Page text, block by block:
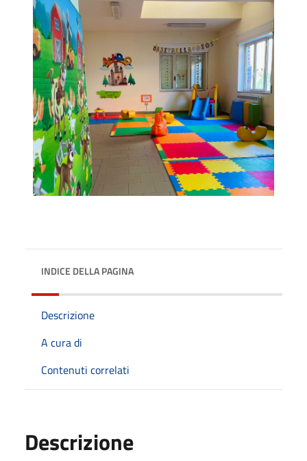
INDICE DELLA PAGINA
Descrizione
A cura di
Contenuti correlati
Descrizione